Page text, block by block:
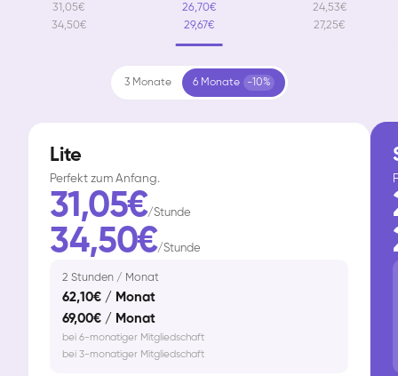
31,05€
34,50€
26,70€
29,67€
24,53€
27,25€
3 Monate 6 Monate -10%
Lite
Perfekt zum Anfang.
31,05€/Stunde
34,50€/Stunde
2 Stunden / Monat
62,10€ / Monat
69,00€ / Monat
bei 6-monatiger Mitgliedschaft
bei 3-monatiger Mitgliedschaft